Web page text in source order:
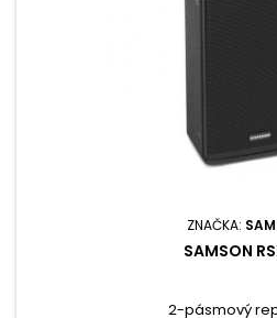
ZNAČKA:
SAMSON
2-pásmový